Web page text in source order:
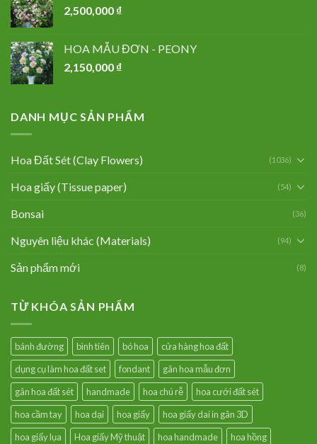
2,500,000 ₫
HOA MẪU ĐƠN - PEONY
2,150,000 ₫
DANH MỤC SẢN PHẨM
Hoa Đất Sét (Clay Flowers) (1036)
Hoa giấy (Tissue paper) (54)
Bonsai (36)
Nguyên liệu khác (Materials) (94)
Sản phẩm mới (8)
TỪ KHÓA SẢN PHẨM
bánh đường bình tiên bó hoa
cửa hàng hoa đất
dụng cụ làm hoa đất set
fondant
gân hoa mẫu đơn
gân hoa đất sét
handmade hoa chú rễ
hoa cưới đất sét
hoa cầm tay
hoa dại hoa giấy
hoa giấy dai in gân 3D
hoa giấy lụa
Hoa giấy Mỹ thuật hoa handmade hoa hồng